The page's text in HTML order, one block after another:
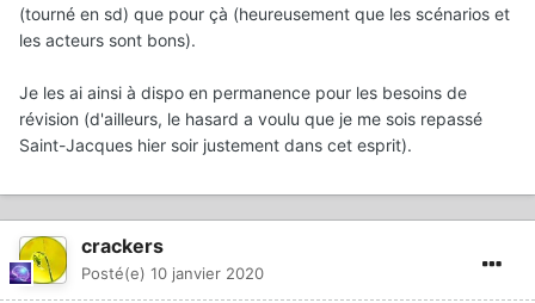
(tourné en sd) que pour çà (heureusement que les scénarios et
les acteurs sont bons).
Je les ai ainsi à dispo en permanence pour les besoins de
révision (d'ailleurs, le hasard a voulu que je me sois repassé
Saint-Jacques hier soir justement dans cet esprit).
crackers
Posté(e) 10 janvier 2020